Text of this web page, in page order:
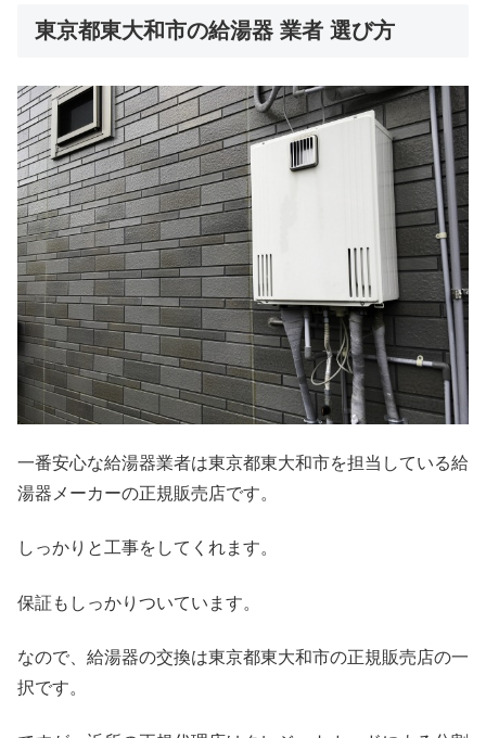
東京都東大和市の給湯器 業者 選び方
一番安心な給湯器業者は東京都東大和市を担当している給
湯器メーカーの正規販売店です。
しっかりと工事をしてくれます。
保証もしっかりついています。
なので、給湯器の交換は東京都東大和市の正規販売店の一
択です。